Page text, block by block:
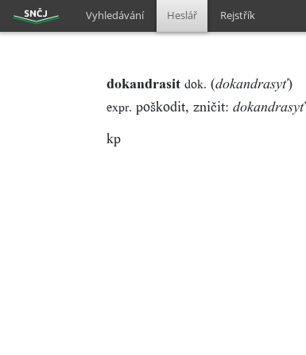
Vyhledávání Heslář Rejstřík
dokandrasit dok. (dokandrasyť)
expr. poškodit, zničit: dokandrasyť
kp